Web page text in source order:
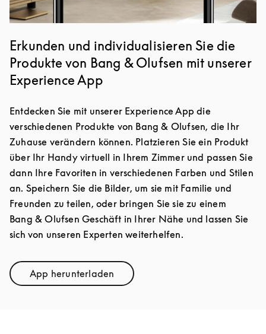
Erkunden und individualisieren Sie die
Produkte von Bang & Olufsen mit unserer
Experience App
Entdecken Sie mit unserer Experience App die
verschiedenen Produkte von Bang & Olufsen, die Ihr
Zuhause verändern können. Platzieren Sie ein Produkt
über Ihr Handy virtuell in Ihrem Zimmer und passen Sie
dann Ihre Favoriten in verschiedenen Farben und Stilen
an. Speichern Sie die Bilder, um sie mit Familie und
Freunden zu teilen, oder bringen Sie sie zu einem
Bang & Olufsen Geschäft in Ihrer Nähe und lassen Sie
sich von unseren Experten weiterhelfen.
App herunterladenLink Opens in New Tab